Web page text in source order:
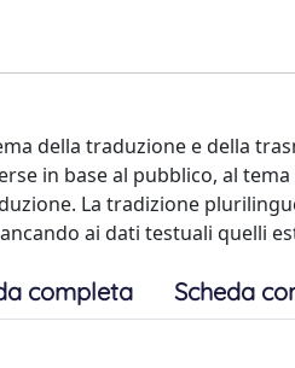
della traduzione e della
in base al pubblico, al
La tradizione
ai dati testuali quelli
completa Scheda